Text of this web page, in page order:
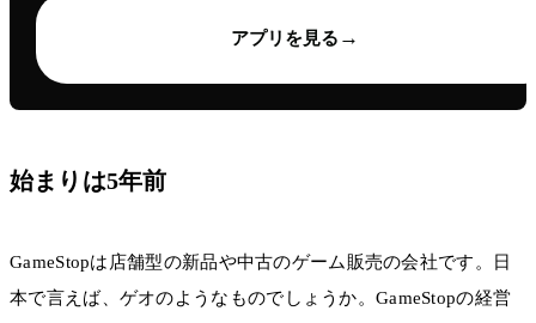
アプリを見る →
始まりは5年前
GameStopは店舗型の新品や中古のゲーム販売の会社です。日
本で言えば、ゲオのようなものでしょうか。GameStopの経営